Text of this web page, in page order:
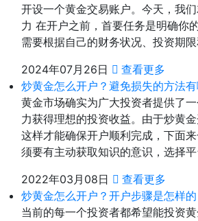
开设一个黄金交易账户。今天，我
力 在开户之前，首要任务是明确你
需要根据自己的财务状况、投资期
2024年07月26日
查看更多
炒黄金怎么开户？避免损失的方法有
黄金市场确实为广大投资者提供了
力获得理想的投资收益。由于炒黄
这样才能确保开户顺利完成，下面
须要有主动获取知识的意识，选择
2022年03月08日
查看更多
炒黄金怎么开户？开户步骤是怎样的
当前的每一个投资者都希望能投资